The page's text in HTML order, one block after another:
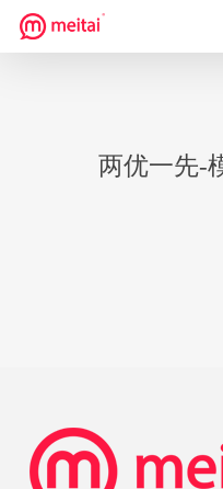
到
两优一先-